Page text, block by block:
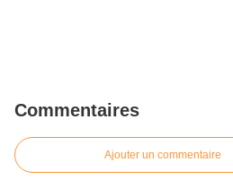
Commentaires
Ajouter un commentaire